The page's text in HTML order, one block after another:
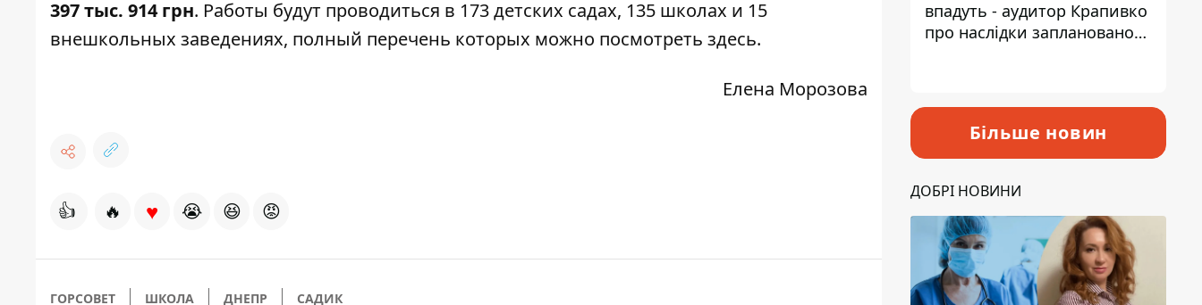
397 тыс. 914 грн. Работы будут проводиться в 173 детских садах, 135 школах и 15
внешкольных заведениях, полный перечень которых можно посмотреть здесь.
Елена Морозова
👍 🔥 ♥ 😭 😆 😡
ГОРСОВЕТ ШКОЛА ДНЕПР САДИК
впадуть - аудитор Крапивко
про наслідки запланованого
Більше новин
ДОБРІ НОВИНИ